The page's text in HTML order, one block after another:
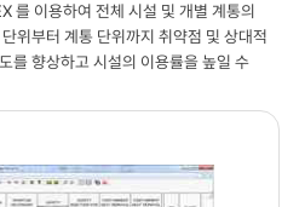
를 이용하여 전체 시설 및 개별 계통의
위부터 계통 단위까지 취약점 및 상대적
를 향상하고 시설의 이용률을 높일 수